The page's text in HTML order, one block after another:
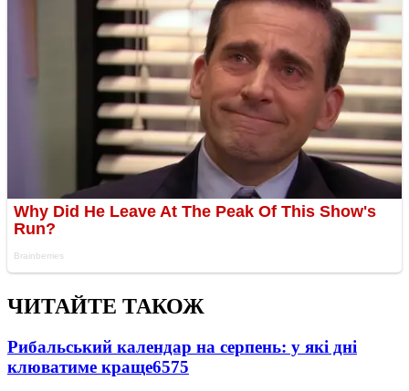
ЧИТАЙТЕ ТАКОЖ
Рибальський календар на серпень: у які дні
клюватиме краще6575